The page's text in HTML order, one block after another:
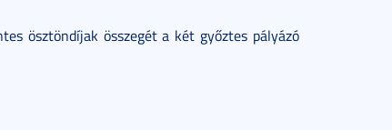
ösztöndíjak összegét a két győztes pályázó